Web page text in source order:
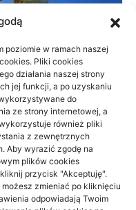
poziomie w ramach naszej
Pliki cookies
działania naszej strony
jej funkcji, a po uzyskaniu
do
ze strony internetowej, a
również pliki
z zewnętrznych
Aby wyrazić zgodę na
plików cookies
przycisk "Akceptuję".
zmieniać po kliknięciu
odpowiadają Twoim
szlaki na 1